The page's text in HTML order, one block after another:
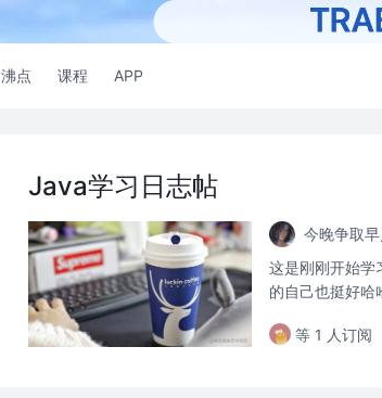
沸点 课程 APP
Java学习日志帖
今晚争取
这是刚刚开始学
的自己也挺好哈
等 1 人订阅